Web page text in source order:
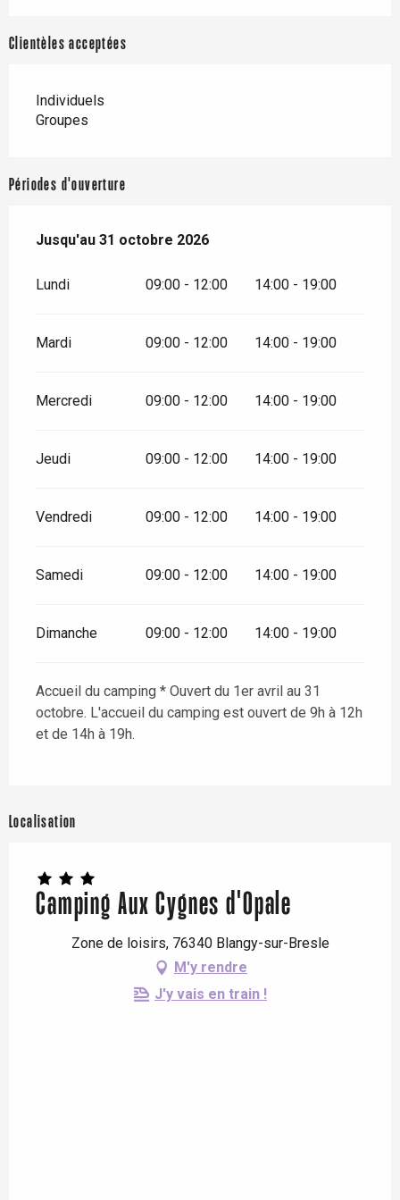
Clientèles acceptées
Individuels
Groupes
Périodes d'ouverture
Du1 avril 2026au31 octobre 2026
Jusqu'au 31 octobre 2026
Lundi 09:00 - 12:00 14:00 - 19:00
Mardi 09:00 - 12:00 14:00 - 19:00
Mercredi 09:00 - 12:00 14:00 - 19:00
Jeudi 09:00 - 12:00 14:00 - 19:00
Vendredi 09:00 - 12:00 14:00 - 19:00
Samedi 09:00 - 12:00 14:00 - 19:00
Dimanche 09:00 - 12:00 14:00 - 19:00
Accueil du camping * Ouvert du 1er avril au 31
octobre. L'accueil du camping est ouvert de 9h à 12h
et de 14h à 19h.
Localisation
Camping Aux Cygnes d'Opale
Zone de loisirs, 76340 Blangy-sur-Bresle
M'y rendre
J'y vais en train !